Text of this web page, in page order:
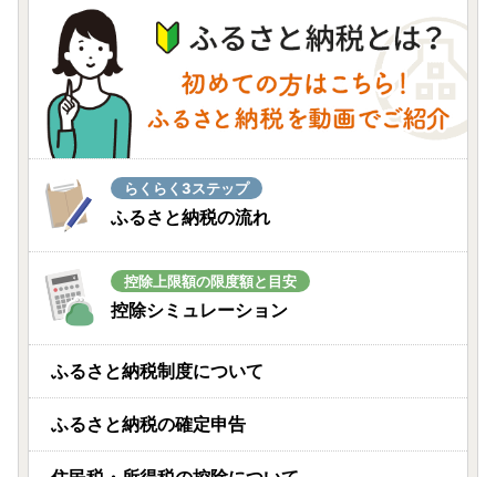
岡山県岡山市
キリン 氷結 シチリア産 レモン 350ml 缶 × 24
本 岡山工場産 | 氷結 酎ハイ
08月07日(金) 21時34分
香川県まんのう町
＜数量限定＞ さぬき名物！骨付鳥セット (3
本・専用油付き)
北海道浜中町
み～んな大好き!! ハーゲンダッツ!!
08月07日(金) 20時46分
宮崎県日南市
＼豚肉5種盛り合わせセット 合計3.7kg!!／【宮
08月07日(金) 20時33分
らくらく3ステップ
ふるさと納税の流れ
控除上限額の限度額と目安
控除シミュレーション
ふるさと納税制度について
ふるさと納税の確定申告